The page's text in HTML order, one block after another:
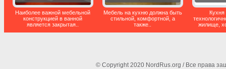
Наиболее важной мебельной
конструкцией в ванной
является закрытая..
Мебель на кухню должна быть
стильной, комфортной, а
также..
жилище,
© Copyright 2020 NordRus.org / Все права